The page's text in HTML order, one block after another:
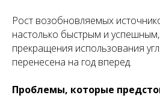
Рост возобновляемых
настолько быстрым и
прекращения использования
перенесена на год вперед.
Проблемы, которые